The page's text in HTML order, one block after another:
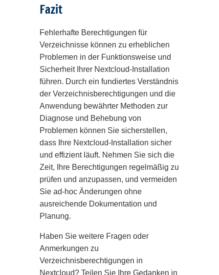
Fazit
Fehlerhafte Berechtigungen für
Verzeichnisse können zu erheblichen
Problemen in der Funktionsweise und
Sicherheit Ihrer Nextcloud-Installation
führen. Durch ein fundiertes Verständnis
der Verzeichnisberechtigungen und die
Anwendung bewährter Methoden zur
Diagnose und Behebung von
Problemen können Sie sicherstellen,
dass Ihre Nextcloud-Installation sicher
und effizient läuft. Nehmen Sie sich die
Zeit, Ihre Berechtigungen regelmäßig zu
prüfen und anzupassen, und vermeiden
Sie ad-hoc Änderungen ohne
ausreichende Dokumentation und
Planung.
Haben Sie weitere Fragen oder
Anmerkungen zu
Verzeichnisberechtigungen in
Nextcloud? Teilen Sie Ihre Gedanken in